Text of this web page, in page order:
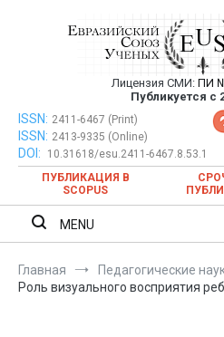
Евразийский
публикация
ежемесячном
Лицензия СМИ: ПИ
Публикуется с
Евразийский Союз Ученых —
ежемесячном
ISSN: 2411-6467 (Print)
ISSN: 2413-9335 (Online)
DOI:
10.31618/esu.2411-6467.8.53.1
ПУБЛИКАЦИЯ В
SCOPUS
MENU
Главная
Педагогические
Роль визуального восприятия